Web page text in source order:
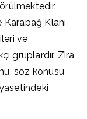
Klanı
ve
gruplardır. Zira
söz konusu